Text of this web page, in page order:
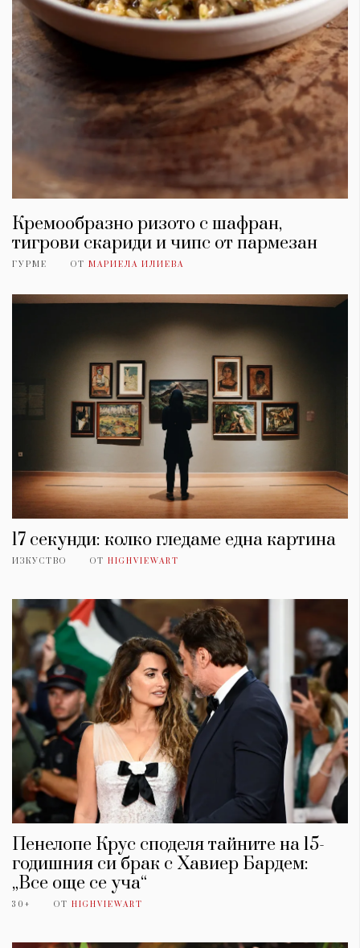
Кремообразно ризото с шафран,
тигрови скариди и чипс от пармезан
ГУРМЕ ОТ МАРИЕЛА ИЛИЕВА
17 секунди: колко гледаме една картина
ИЗКУСТВО ОТ HIGHVIEWART
Пенелопе Крус споделя тайните на 15-
годишния си брак с Хавиер Бардем:
„Все още се уча“
30+ ОТ HIGHVIEWART